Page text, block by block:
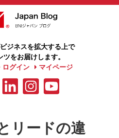
ジネスを拡大する上で
をお届けします。
ログイン マイページ
リードの違